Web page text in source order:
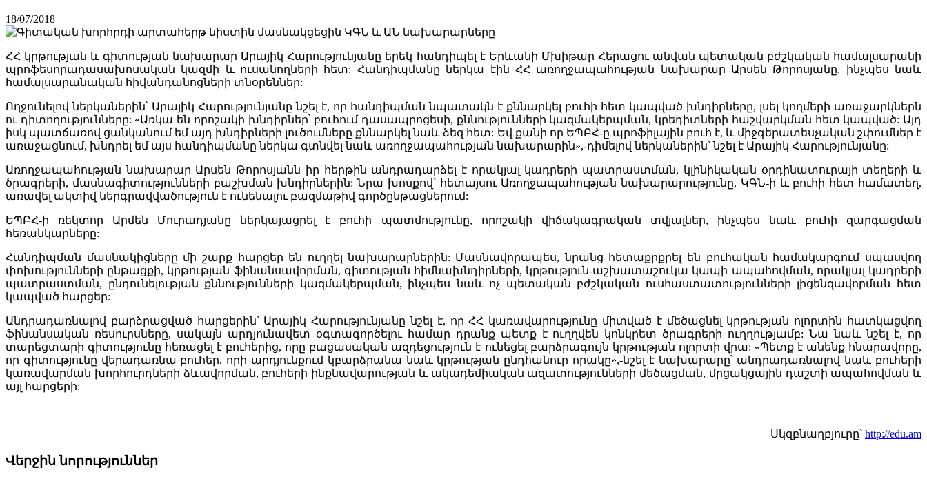
18/07/2018
ՀՀ կրթության և գիտության նախարար Արայիկ Հարությունյանը երեկ հանդիպել է Երևանի Մխիթար Հերացու անվան պետական բժշկական համալսարանի
պրոֆեսորադասախոսական կազմի և ուսանողների հետ: Հանդիպմանը ներկա էին ՀՀ առողջապահության նախարար Արսեն Թորոսյանը, ինչպես նաև
համալսարանական հիվանդանոցների տնօրեններ:
Ողջունելով ներկաներին՝ Արայիկ Հարությունյանը նշել է, որ հանդիպման նպատակն է քննարկել բուհի հետ կապված խնդիրները, լսել կողմերի առաջարկներն
ու դիտողությունները: «Առկա են որոշակի խնդիրներ՝ բուհում դասապրոցեսի, քննությունների կազմակերպման, կրեդիտների հաշվարկման հետ կապված: Այդ
իսկ պատճառով ցանկանում եմ այդ խնդիրների լուծումները քննարկել նաև ձեզ հետ: Եվ քանի որ ԵՊԲՀ-ը պրոֆիլային բուհ է, և միջգերատեսչական շփումներ է
առաջացնում, խնդրել եմ այս հանդիպմանը ներկա գտնվել նաև առողջապահության նախարարին»,-դիմելով ներկաներին՝ նշել է Արայիկ Հարությունյանը:
Առողջապահության նախարար Արսեն Թորոսյանն իր հերթին անդրադարձել է որակյալ կադրերի պատրաստման, կլինիկական օրդինատուրայի տեղերի և
ծրագրերի, մասնագիտությունների բաշխման խնդիրներին: Նրա խոսքով՝ հետայսու Առողջապահության նախարարությունը, ԿԳՆ-ի և բուհի հետ համատեղ,
առավել ակտիվ ներգրավվածություն է ունենալու բազմաթիվ գործընթացներում:
ԵՊԲՀ-ի ռեկտոր Արմեն Մուրադյանը ներկայացրել է բուհի պատմությունը, որոշակի վիճակագրական տվյալներ, ինչպես նաև բուհի զարգացման
հեռանկարները:
Հանդիպման մասնակիցները մի շարք հարցեր են ուղղել նախարարներին: Մասնավորապես, նրանց հետաքրքրել են բուհական համակարգում սպասվող
փոխությունների ընթացքի, կրթության ֆինանսավորման, գիտության հիմնախնդիրների, կրթություն-աշխատաշուկա կապի ապահովման, որակյալ կադրերի
պատրաստման, ընդունելության քննությունների կազմակերպման, ինչպես նաև ոչ պետական բժշկական ուսհաստատությունների լիցենզավորման հետ
կապված հարցեր:
Անդրադառնալով բարձրացված հարցերին՝ Արայիկ Հարությունյանը նշել է, որ ՀՀ կառավարությունը միտված է մեծացնել կրթության ոլորտին հատկացվող
ֆինանսական ռեսուրսները, սակայն արդյունավետ օգտագործելու համար դրանք պետք է ուղղվեն կոնկրետ ծրագրերի ուղղությամբ: Նա նաև նշել է, որ
տարեցտարի գիտությունը հեռացել է բուհերից, որը բացասական ազդեցություն է ունեցել բարձրագույն կրթության ոլորտի վրա: «Պետք է անենք հնարավորը,
որ գիտությունը վերադառնա բուհեր, որի արդյունքում կբարձրանա նաև կրթության ընդհանուր որակը»,-նշել է նախարարը՝ անդրադառնալով նաև բուհերի
կառավարման խորհուրդների ձևավորման, բուհերի ինքնավարության և ակադեմիական ազատությունների մեծացման, մրցակցային դաշտի ապահովման և
այլ հարցերի:
Սկզբնաղբյուրը՝ http://edu.am
Վերջին նորություններ